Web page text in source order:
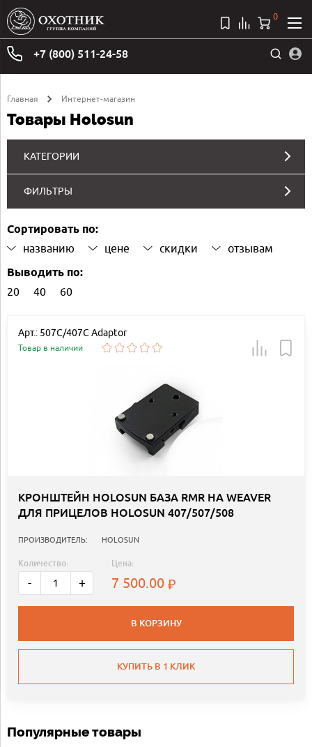
+7 (800) 511-24-58
0
Главная Интернет-магазин
Товары Holosun
КАТЕГОРИИ
ФИЛЬТРЫ
Сортировать по:
названию цене скидки отзывам
Выводить по:
20 40 60
Арт.: 507C/407C Adaptor
Товар в наличии
КРОНШТЕЙН HOLOSUN БАЗА RMR НА WEAVER
ДЛЯ ПРИЦЕЛОВ HOLOSUN 407/507/508
ПРОИЗВОДИТЕЛЬ: HOLOSUN
Количество:
- +
Цена:
7 500.00
В КОРЗИНУ
КУПИТЬ В 1 КЛИК
Популярные товары